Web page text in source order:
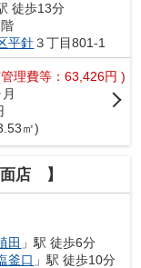
徒歩13分
平針３丁目801-1
理費等：63,426円 )
㎡)
店 】
田 」駅 徒歩6分
釜口 」駅 徒歩10分